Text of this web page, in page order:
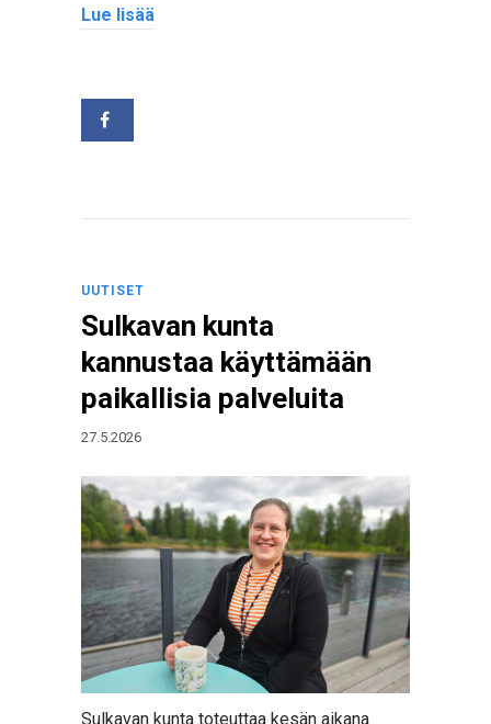
Lue lisää
UUTISET
Sulkavan kunta
kannustaa käyttämään
paikallisia palveluita
27.5.2026
Sulkavan kunta toteuttaa kesän aikana